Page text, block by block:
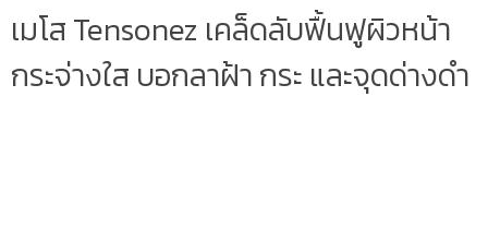
เมโส Tensonez เคล็ดลับฟื้นฟูผิวหน้า
กระจ่างใส บอกลาฝ้า กระ และจุดด่างดำ